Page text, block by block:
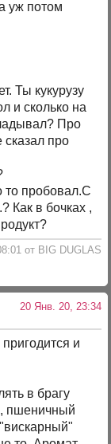
уж потом
Ты кукурузу
и сколько на
Про
сказал про
то пробовал.С
Как в бочках ,
от BIG DUGLAS
20 Янв. 20, 23:34
и
в брагу
пшеничный